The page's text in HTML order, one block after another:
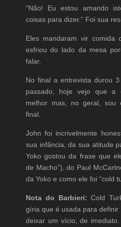
“Não! Eu estou amando
coisas para dizer.” Foi sua
Eles mandaram vir comida
esfriou do lado da mesa
falar.
No final a entrevista durou
passado, hoje vejo que a
melhor mas, no geral, sou
final.
John foi incrivelmente
sua infância, da sua atitude
Yoko gostou da frase que
de Macho”), do Paul
da Yoko e como ele foi “cold
Nota do Barbieri: Cold
gíria que é usada para
deixar um vício, de